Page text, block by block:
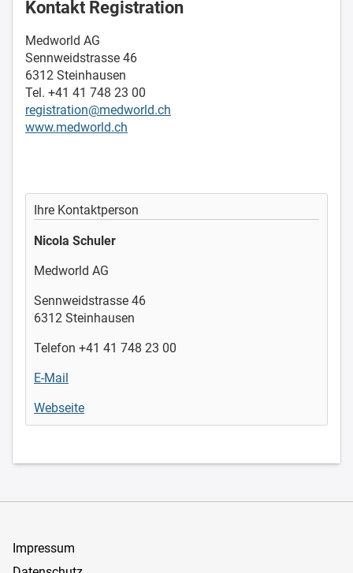
Kontakt Registration
Medworld AG
Sennweidstrasse 46
6312 Steinhausen
Tel. +41 41 748 23 00
registration@medworld.ch
www.medworld.ch
Ihre Kontaktperson
Nicola Schuler
Medworld AG
Sennweidstrasse 46
6312 Steinhausen
Telefon +41 41 748 23 00
E-Mail
Webseite
Impressum